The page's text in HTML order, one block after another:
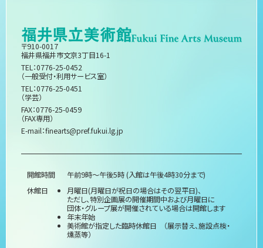
〒910-0017
福井県福井市文京3丁目16-1
TEL：0776-25-0452
（一般受付・利用サービス室）
TEL：0776-25-0451
（学芸）
FAX：0776-25-0459
（FAX専用）
E-mail：finearts@pref.fukui.lg.jp
開館時間
午前9時～午後5時 (入館は午後4時30分まで)
休館日
月曜日(月曜日が祝日の場合はその翌平日)、
ただし、特別企画展の開催期間中および月曜日に
団体・グループ展が開催されている場合は開館します
年末年始
美術館が指定した臨時休館日 （展示替え、施設点検・
燻蒸等）